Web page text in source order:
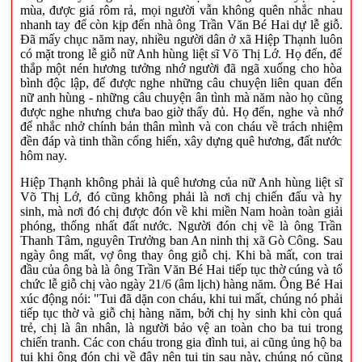
mùa, được giá rôm rả, mọi người vẫn không quên nhắc nhau
nhanh tay để còn kịp đến nhà ông Trần Văn Bé Hai dự lễ giỗ.
Đã mấy chục năm nay, nhiều người dân ở xã Hiệp Thạnh luôn
có mặt trong lễ giỗ nữ Anh hùng liệt sĩ Võ Thị Lớ. Họ đến, để
thắp một nén hương tưởng nhớ người đã ngã xuống cho hòa
bình độc lập, để được nghe những câu chuyện liên quan đến
nữ anh hùng - những câu chuyện ân tình mà năm nào họ cũng
được nghe nhưng chưa bao giờ thấy đủ. Họ đến, nghe và nhớ
để nhắc nhở chính bản thân mình và con cháu về trách nhiệm
đền đáp và tinh thần cống hiến, xây dựng quê hương, đất nước
hôm nay.
Hiệp Thạnh không phải là quê hương của nữ Anh hùng liệt sĩ
Võ Thị Lớ, đó cũng không phải là nơi chị chiến đấu và hy
sinh, mà nơi đó chị được đón về khi miền Nam hoàn toàn giải
phóng, thống nhất đất nước. Người đón chị về là ông Trần
Thanh Tâm, nguyên Trưởng ban An ninh thị xã Gò Công. Sau
ngày ông mất, vợ ông thay ông giỗ chị. Khi bà mất, con trai
đầu của ông bà là ông Trần Văn Bé Hai tiếp tục thờ cúng và tổ
chức lễ giỗ chị vào ngày 21/6 (âm lịch) hàng năm. Ông Bé Hai
xúc động nói: "Tui đã dặn con cháu, khi tui mất, chúng nó phải
tiếp tục thờ và giỗ chị hàng năm, bởi chị hy sinh khi còn quá
trẻ, chị là ân nhân, là người bảo vệ an toàn cho ba tui trong
chiến tranh. Các con cháu trong gia đình tui, ai cũng ủng hộ ba
tui khi ông đón chị về đây nên tui tin sau này, chúng nó cũng